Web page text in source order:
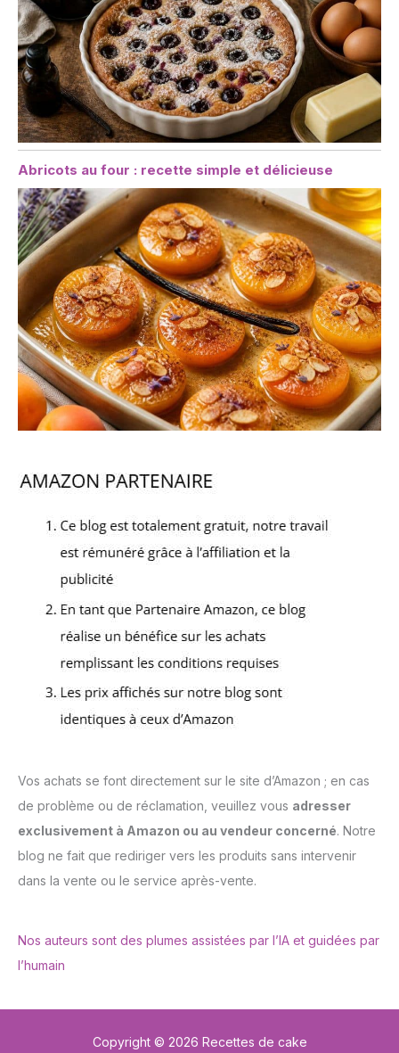
Abricots au four : recette simple et délicieuse
Vos achats se font directement sur le site d’Amazon ; en cas
de problème ou de réclamation, veuillez vous adresser
exclusivement à Amazon ou au vendeur concerné. Notre
blog ne fait que rediriger vers les produits sans intervenir
dans la vente ou le service après-vente.
Nos auteurs sont des plumes assistées par l’IA et guidées par
l’humain
Copyright © 2026 Recettes de cake